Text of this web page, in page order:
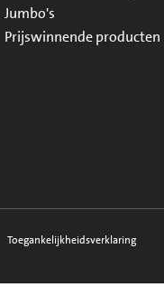
Jumbo's
Prijswinnende producten
Toegankelijkheidsverklaring